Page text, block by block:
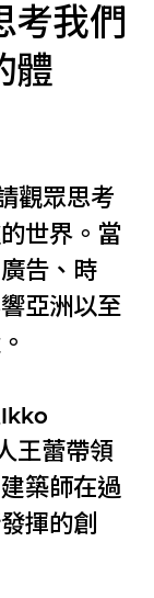
考我們
體
觀眾思考
世界。當
告、時
亞洲以至
王蕾帶領
築師在過
揮的創